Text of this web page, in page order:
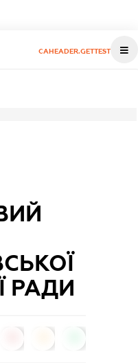
CAHEADER.GETTEST
РАДИ